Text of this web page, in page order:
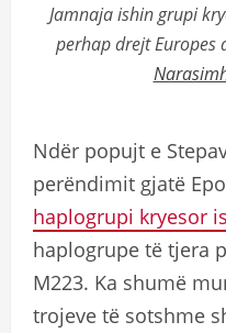
Jamnaja ishin grupi
perhap drejt Europes
Ndër popujt e
perëndimit gjatë
haplogrupi kryesor
haplogrupe të tjera
M223. Ka shumë
trojeve të sotshme